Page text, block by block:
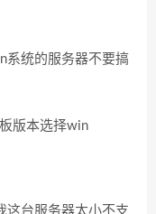
系统的服务器不要搞
版本选择win
这台服务器太小不支